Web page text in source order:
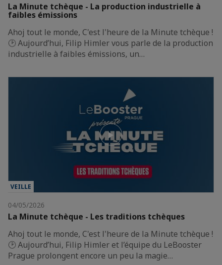
La Minute tchèque - La production industrielle à
faibles émissions
Ahoj tout le monde, C'est l'heure de la Minute tchèque !
🕑 Aujourd’hui, Filip Himler vous parle de la production
industrielle à faibles émissions, un…
VEILLE
04/05/2026
La Minute tchèque - Les traditions tchèques
Ahoj tout le monde, C'est l'heure de la Minute tchèque !
🕑 Aujourd’hui, Filip Himler et l’équipe du LeBooster
Prague prolongent encore un peu la magie…